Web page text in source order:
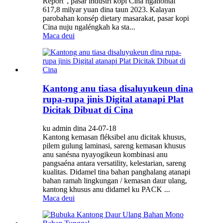
617,8 milyar yuan dina taun 2023. Kalayan
parobahan konsép dietary masarakat, pasar kopi
Cina nuju ngaléngkah ka sta...
Maca deui
Kantong anu tiasa disaluyukeun dina
rupa-rupa jinis Digital atanapi Plat
Dicitak Dibuat di Cina
ku admin dina 24-07-18
Kantong kemasan fléksibel anu dicitak khusus,
pilem gulung laminasi, sareng kemasan khusus
anu sanésna nyayogikeun kombinasi anu
pangsaéna antara versatility, kelestarian, sareng
kualitas. Didamel tina bahan panghalang atanapi
bahan ramah lingkungan / kemasan daur ulang,
kantong khusus anu didamel ku PACK ...
Maca deui